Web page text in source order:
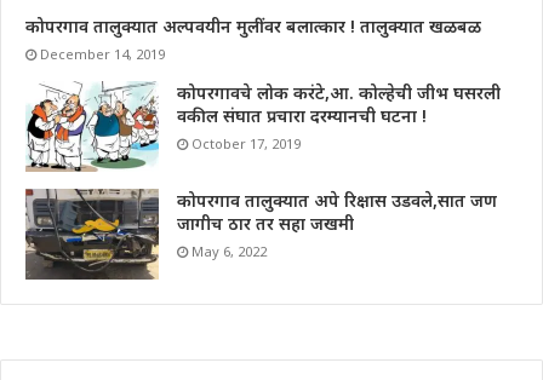
कोपरगाव तालुक्यात अल्पवयीन मुलींवर बलात्कार ! तालुक्यात खळबळ
December 14, 2019
कोपरगावचे लोक करंटे,आ. कोल्हेची जीभ घसरली
वकील संघात प्रचारा दरम्यानची घटना !
October 17, 2019
कोपरगाव तालुक्यात अपे रिक्षास उडवले,सात जण
जागीच ठार तर सहा जखमी
May 6, 2022